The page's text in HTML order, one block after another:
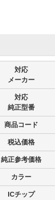
対応
メーカー
対応
純正型番
商品コード
税込価格
純正参考価格
カラー
ICチップ